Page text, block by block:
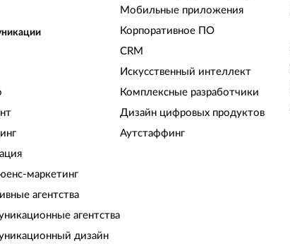
маркетинг
агентства
агентства
дизайн
Мобильные приложения
Корпоративное ПО
CRM
Искусственный интеллект
Комплексные разработчики
Дизайн цифровых продуктов
Аутстаффинг